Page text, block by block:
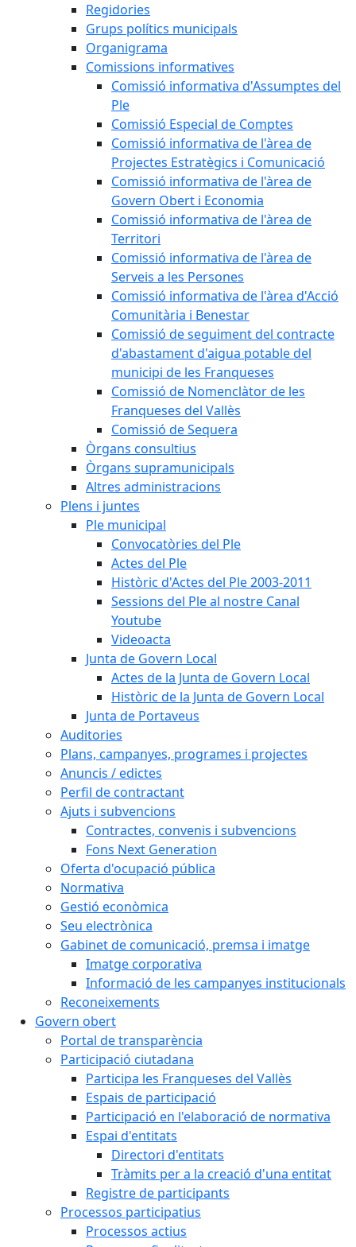
Regidories
Grups polítics municipals
Organigrama
Comissions informatives
Comissió informativa d'Assumptes del
Ple
Comissió Especial de Comptes
Comissió informativa de l'àrea de
Projectes Estratègics i Comunicació
Comissió informativa de l'àrea de
Govern Obert i Economia
Comissió informativa de l'àrea de
Territori
Comissió informativa de l'àrea de
Serveis a les Persones
Comissió informativa de l'àrea d'Acció
Comunitària i Benestar
Comissió de seguiment del contracte
d'abastament d'aigua potable del
municipi de les Franqueses
Comissió de Nomenclàtor de les
Franqueses del Vallès
Comissió de Sequera
Òrgans consultius
Òrgans supramunicipals
Altres administracions
Plens i juntes
Ple municipal
Convocatòries del Ple
Actes del Ple
Històric d'Actes del Ple 2003-2011
Sessions del Ple al nostre Canal
Youtube
Videoacta
Junta de Govern Local
Actes de la Junta de Govern Local
Històric de la Junta de Govern Local
Junta de Portaveus
Auditories
Plans, campanyes, programes i projectes
Anuncis / edictes
Perfil de contractant
Ajuts i subvencions
Contractes, convenis i subvencions
Fons Next Generation
Oferta d'ocupació pública
Normativa
Gestió econòmica
Seu electrònica
Gabinet de comunicació, premsa i imatge
Imatge corporativa
Informació de les campanyes institucionals
Reconeixements
Govern obert
Portal de transparència
Participació ciutadana
Participa les Franqueses del Vallès
Espais de participació
Participació en l'elaboració de normativa
Espai d'entitats
Directori d'entitats
Tràmits per a la creació d'una entitat
Registre de participants
Processos participatius
Processos actius